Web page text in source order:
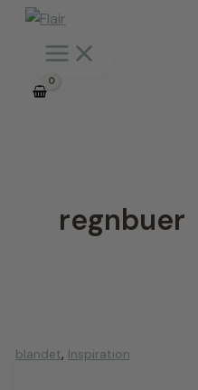
indholdet
regnbuer
blandet, Inspiration